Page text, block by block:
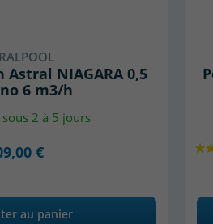
NIAGARA 0,5
6 m3/h
2 à 5 jours
€
au panier